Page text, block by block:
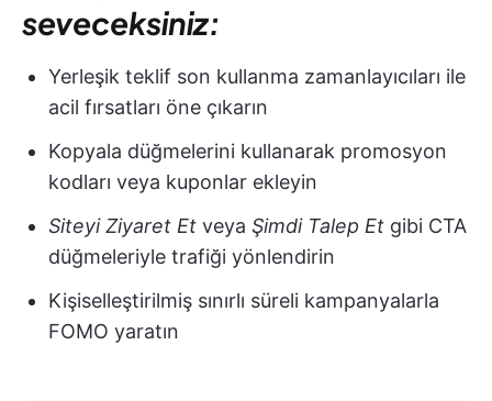
seveceksiniz:
Yerleşik teklif son kullanma zamanlayıcıları ile
acil fırsatları öne çıkarın
Kopyala düğmelerini kullanarak promosyon
kodları veya kuponlar ekleyin
Siteyi Ziyaret Et veya Şimdi Talep Et gibi CTA
düğmeleriyle trafiği yönlendirin
Kişiselleştirilmiş sınırlı süreli kampanyalarla
FOMO yaratın